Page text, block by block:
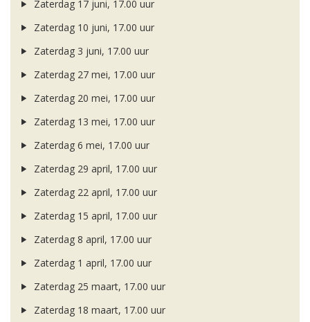
Zaterdag 17 juni, 17.00 uur
Zaterdag 10 juni, 17.00 uur
Zaterdag 3 juni, 17.00 uur
Zaterdag 27 mei, 17.00 uur
Zaterdag 20 mei, 17.00 uur
Zaterdag 13 mei, 17.00 uur
Zaterdag 6 mei, 17.00 uur
Zaterdag 29 april, 17.00 uur
Zaterdag 22 april, 17.00 uur
Zaterdag 15 april, 17.00 uur
Zaterdag 8 april, 17.00 uur
Zaterdag 1 april, 17.00 uur
Zaterdag 25 maart, 17.00 uur
Zaterdag 18 maart, 17.00 uur